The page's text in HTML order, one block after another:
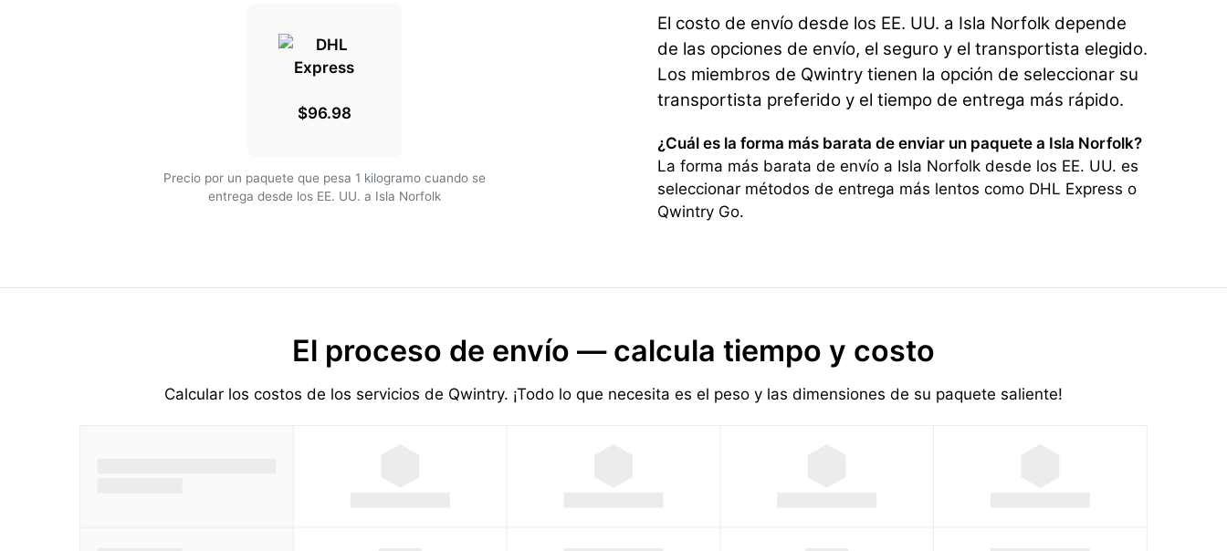
El costo de envío desde los EE. UU. a Isla Norfolk depende
de las opciones de envío, el seguro y el transportista elegido.
Los miembros de Qwintry tienen la opción de seleccionar su
transportista preferido y el tiempo de entrega más rápido.
¿Cuál es la forma más barata de enviar un paquete a Isla Norfolk?
La forma más barata de envío a Isla Norfolk desde los EE. UU. es
seleccionar métodos de entrega más lentos como DHL Express o
Qwintry Go.
$96.98
Precio por un paquete que pesa 1 kilogramo cuando se
entrega desde los EE. UU. a Isla Norfolk
El proceso de envío — calcula tiempo y costo
Calcular los costos de los servicios de Qwintry. ¡Todo lo que necesita es el peso y las dimensiones de su paquete saliente!